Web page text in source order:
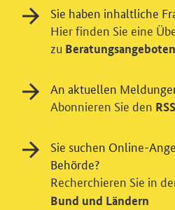
Videodienst
Wir bitten Sie an dieser
verschiedene Zusatzdienste
Sie haben inhaltliche
Hier finden Sie eine
zu Beratungsangeboten
An aktuellen
Abonnieren Sie den
Sie suchen Online-
Behörde?
Recherchieren Sie in
Bund und Ländern